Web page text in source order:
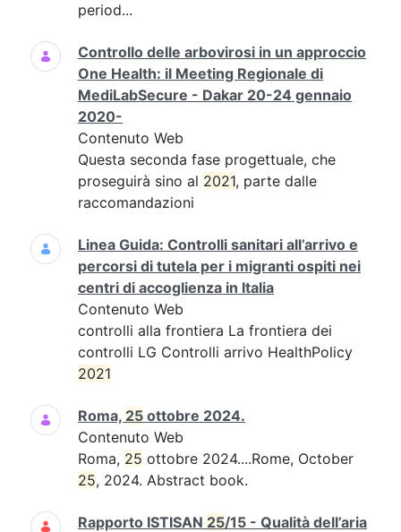
period...
Controllo delle arbovirosi in un approccio
One Health: il Meeting Regionale di
MediLabSecure - Dakar 20-24 gennaio
2020-
Contenuto Web
Questa seconda fase progettuale, che
proseguirà sino al 2021, parte dalle
raccomandazioni
Linea Guida: Controlli sanitari all’arrivo e
percorsi di tutela per i migranti ospiti nei
centri di accoglienza in Italia
Contenuto Web
controlli alla frontiera La frontiera dei
controlli LG Controlli arrivo HealthPolicy
2021
Roma, 25 ottobre 2024.
Contenuto Web
Roma, 25 ottobre 2024....Rome, October
25, 2024. Abstract book.
Rapporto ISTISAN 25/15 - Qualità dell’aria